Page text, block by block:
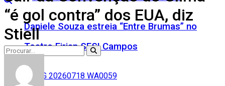
Daniele Souza estreia “Entre Brumas” no
Teatro Firjan SESI Campos
“é gol contra” dos EUA, diz
Stiell